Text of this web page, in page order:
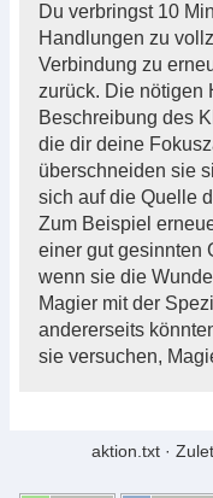
Du verbringst 10
Handlungen zu
Verbindung zu
zurück. Die nötigen
Beschreibung des
die dir deine
überschneiden sie
sich auf die Quelle
Zum Beispiel
einer gut gesinnten
wenn sie die
Magier mit der
andererseits
sie versuchen,
aktion.txt ·